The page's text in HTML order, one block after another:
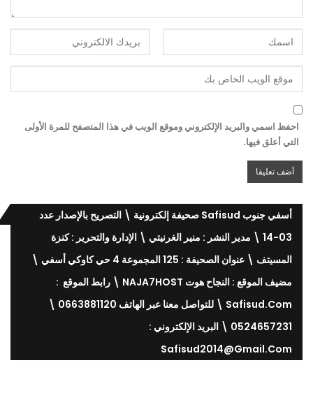
احفظ اسمي والبريد الإلكتروني وموقع الويب في هذا المتصفح للمرة الأولى
التي أعلق فيها.
أسفي جنوب Safisud صحيفة إلكترونية \ التصريح بالإصدار عدد
03-14 \ مدير النشر : منير الغرنيتي \ الإدارة والتحرير : كنزة
المسيتف \ عنوان الصحيفة : 125 المجموعة 4 حي كاوكي أسفي \
مضيف الموقع : النجاح هوت NAJA7HOST \ رابط الموقع :
Safisud.com \ للتواصل معنا عبر الهاتف 0663881120 \
0524657231 \ البريد الإلكتروني :
Safisud2014@gmail.com